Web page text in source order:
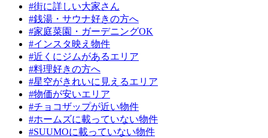
#街に詳しい大家さん
#銭湯・サウナ好きの方へ
#家庭菜園・ガーデニングOK
#インスタ映え物件
#近くにジムがあるエリア
#料理好きの方へ
#星空がきれいに見えるエリア
#物価が安いエリア
#チョコザップが近い物件
#ホームズに載っていない物件
#SUUMOに載っていない物件